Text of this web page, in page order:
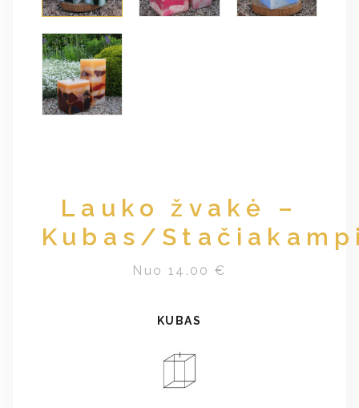
Lauko žvakė –
Kubas/
Nuo 14.00 €
KUBAS